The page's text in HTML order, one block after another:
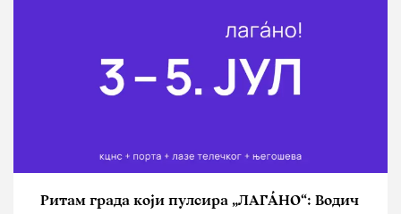
Ритам града који пулсира „ЛАГÁНО“: Водич